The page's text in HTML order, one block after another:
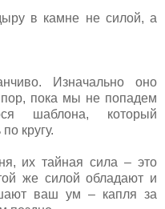
в камне не силой, а
Изначально оно
пока мы не попадем
шаблона, который
кругу.
их тайная сила – это
же силой обладают и
ваш ум – капля за